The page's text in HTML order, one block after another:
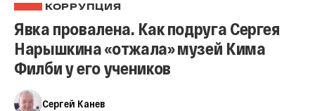
КОРРУПЦИЯ
Явка провалена. Как подруга Сергея
Нарышкина «отжала» музей Кима
Филби у его учеников
Сергей Канев